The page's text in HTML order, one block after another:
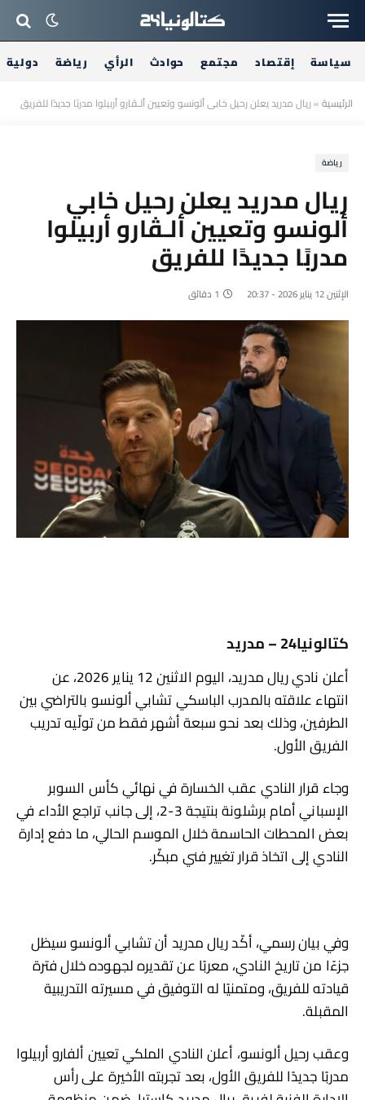
سياسة إقتصاد مجتمع حوادث الرأي رياضة دولية
الرئيسية»ريال مدريد يعلن رحيل خابي ألونسو وتعيين ألـڤارو أربيلوا مدربًا جديدًا للفريق
رياضة
ريال مدريد يعلن رحيل خابي
ألونسو وتعيين ألـڤارو أربيلوا
مدربًا جديدًا للفريق
الإثنين 12 يناير 2026 - 20:37 1 دقائق
كتالونيا24 – مدريد
أعلن نادي ريال مدريد، اليوم الاثنين 12 يناير 2026، عن
انتهاء علاقته بالمدرب الباسكي تشابي ألونسو بالتراضي بين
الطرفين، وذلك بعد نحو سبعة أشهر فقط من تولّيه تدريب
الفريق الأول.
وجاء قرار النادي عقب الخسارة في نهائي كأس السوبر
الإسباني أمام برشلونة بنتيجة 3-2، إلى جانب تراجع الأداء في
بعض المحطات الحاسمة خلال الموسم الحالي، ما دفع إدارة
النادي إلى اتخاذ قرار تغيير فني مبكّر.
وفي بيان رسمي، أكّد ريال مدريد أن تشابي ألونسو سيظل
جزءًا من تاريخ النادي، معربًا عن تقديره لجهوده خلال فترة
قيادته للفريق، ومتمنيًا له التوفيق في مسيرته التدريبية
المقبلة.
وعقب رحيل ألونسو، أعلن النادي الملكي تعيين ألفارو أربيلوا
مدربًا جديدًا للفريق الأول، بعد تجربته الأخيرة على رأس